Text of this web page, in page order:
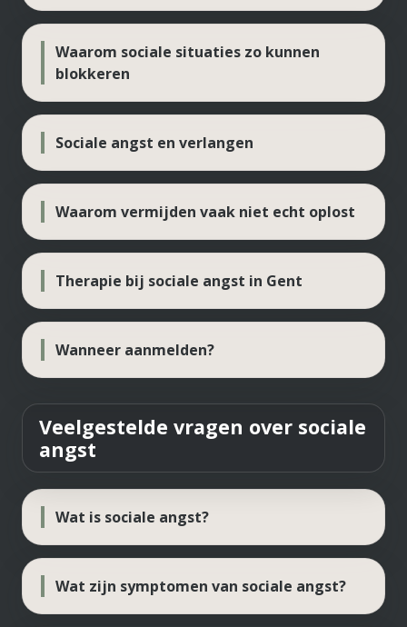
Waarom sociale situaties zo kunnen
blokkeren
Sociale angst en verlangen
Waarom vermijden vaak niet echt oplost
Therapie bij sociale angst in Gent
Wanneer aanmelden?
Veelgestelde vragen over sociale
angst
Wat is sociale angst?
Wat zijn symptomen van sociale angst?